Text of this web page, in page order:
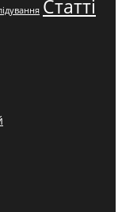
Статті